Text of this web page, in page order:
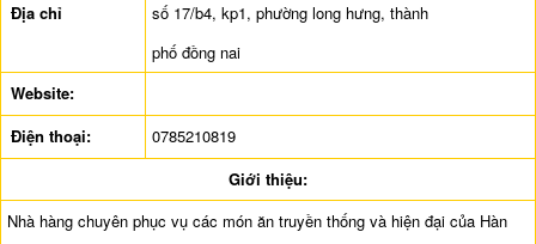
Địa chỉ
số 17/b4, kp1, phường long hưng, thành
phố đồng nai
Website:
Điện thoại:
0785210819
Giới thiệu:
Nhà hàng chuyên phục vụ các món ăn truyền thống và hiện đại của Hàn